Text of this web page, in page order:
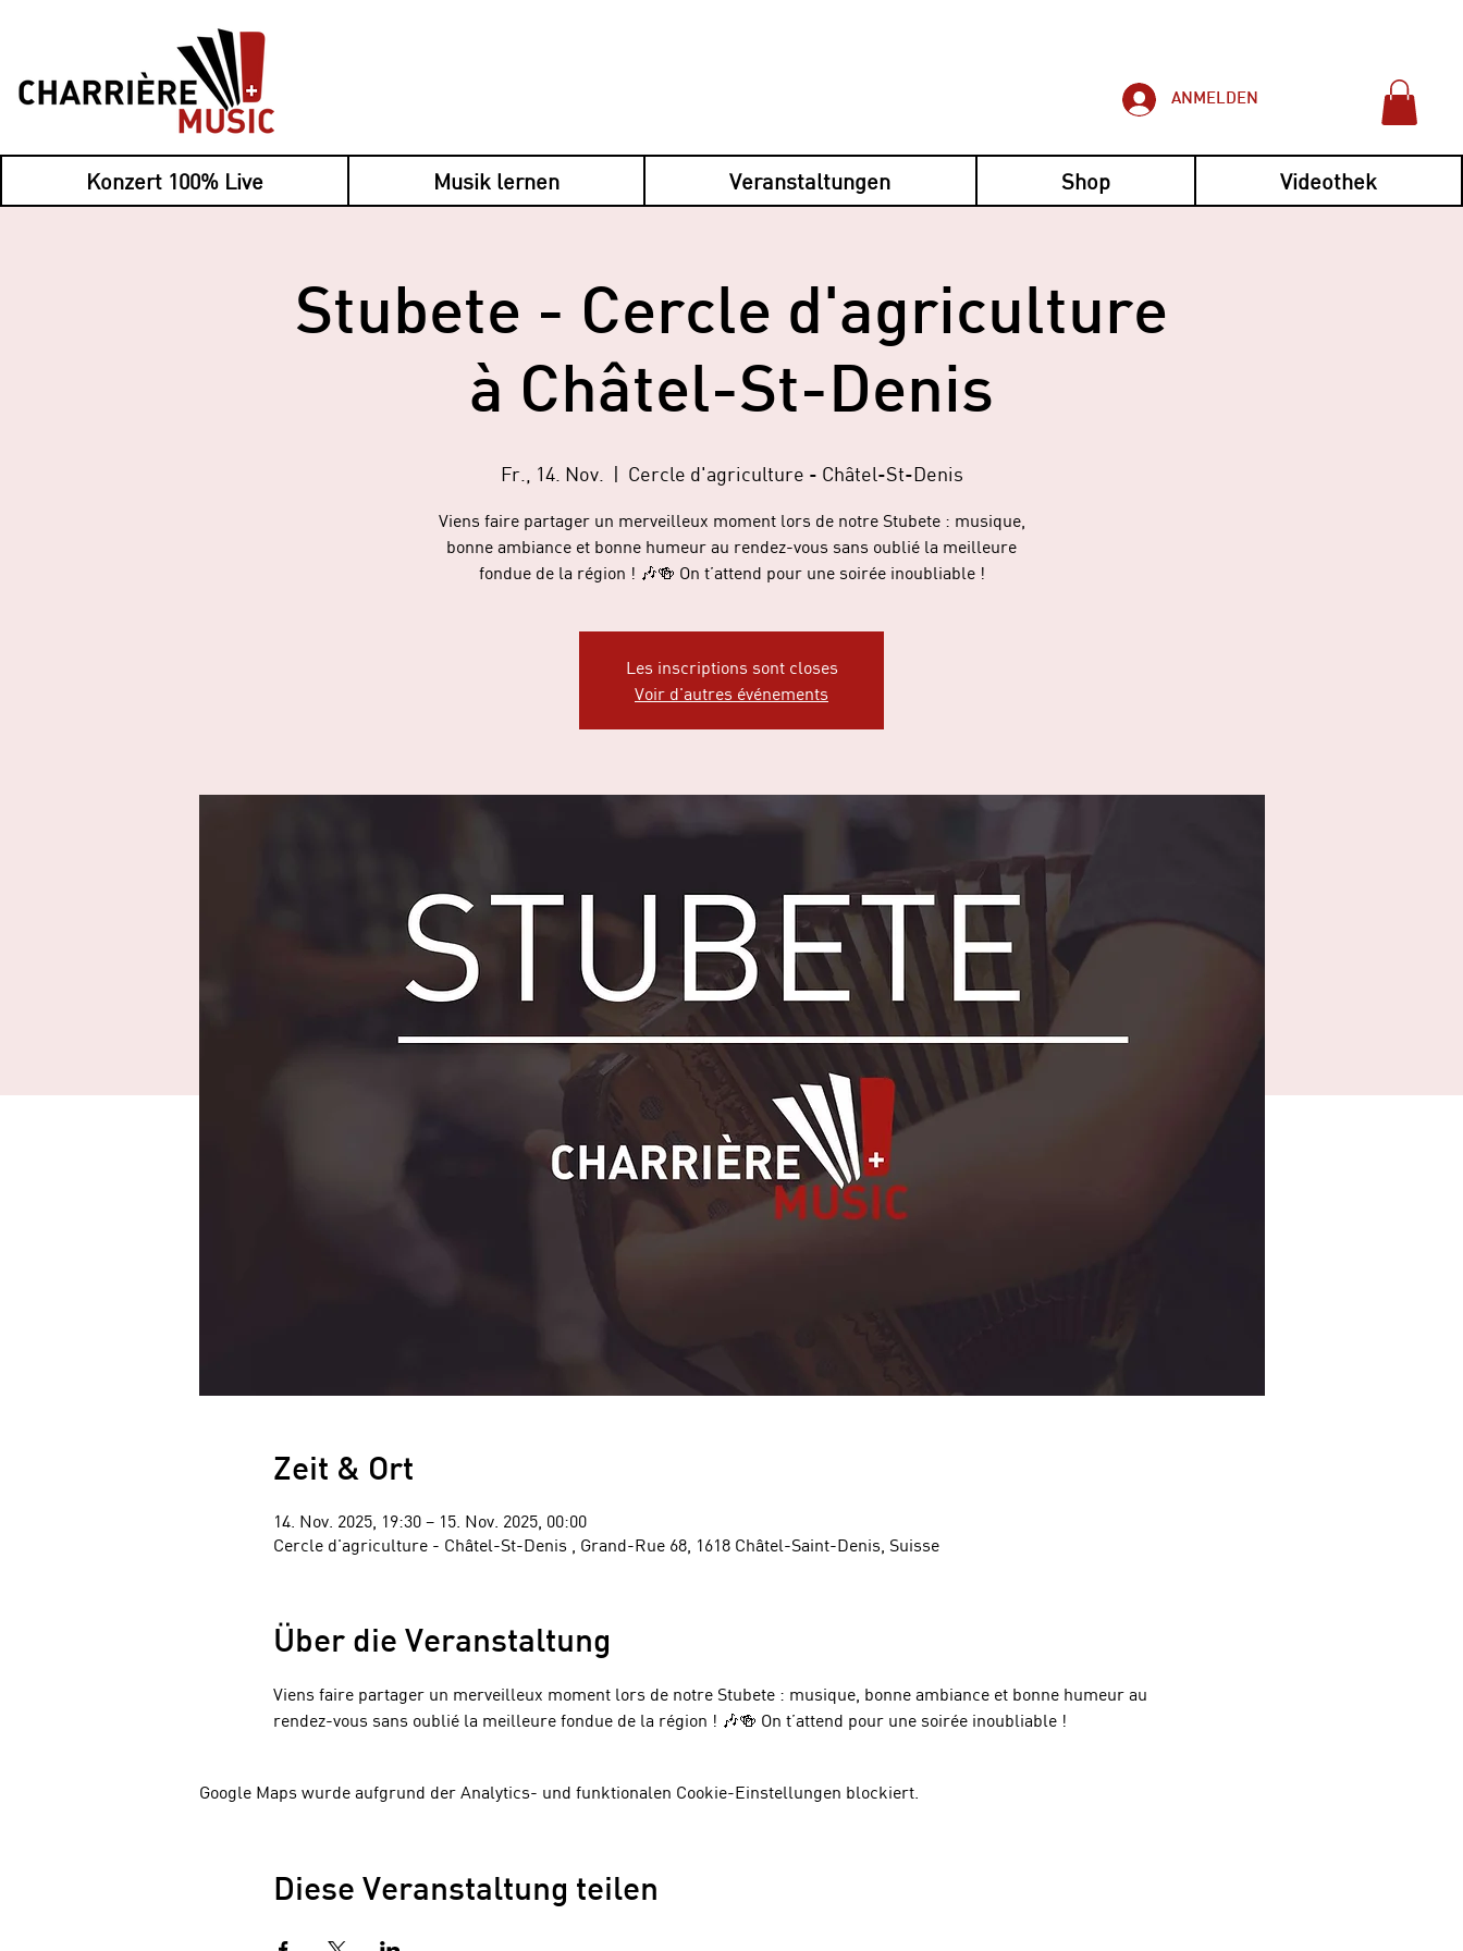
ANMELDEN
Konzert 100% Live Musik lernen Veranstaltungen Shop Videothek
Stubete - Cercle d'agriculture
à Châtel-St-Denis
Fr., 14. Nov.
  |
Cercle d'agriculture - Châtel-St-Denis
Viens faire partager un merveilleux moment lors de notre Stubete : musique,
bonne ambiance et bonne humeur au rendez-vous sans oublié la meilleure
fondue de la région ! 🎶🍻 On t’attend pour une soirée inoubliable !
Les inscriptions sont closes
Voir d'autres événements
Zeit & Ort
14. Nov. 2025, 19:30 – 15. Nov. 2025, 00:00
Cercle d'agriculture - Châtel-St-Denis , Grand-Rue 68, 1618 Châtel-Saint-Denis, Suisse
Über die Veranstaltung
Viens faire partager un merveilleux moment lors de notre Stubete : musique, bonne ambiance et bonne humeur au
rendez-vous sans oublié la meilleure fondue de la région ! 🎶🍻 On t’attend pour une soirée inoubliable !
Google Maps wurde aufgrund der Analytics- und funktionalen Cookie-Einstellungen blockiert.
Diese Veranstaltung teilen